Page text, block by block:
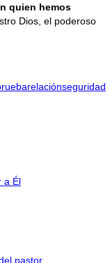
quien hemos
Dios, el poderoso
relaciónseguridad